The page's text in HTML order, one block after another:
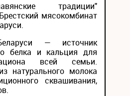
традиции"
мясокомбинат
— источник
белка и кальция для
всей семьи.
натурального молока
сквашивания,